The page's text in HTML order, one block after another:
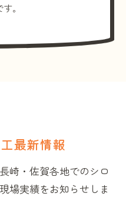
。
最新情報
崎・佐賀各地でのシロ
場実績をお知らせしま